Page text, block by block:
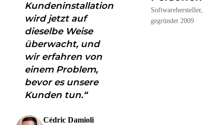
Kundeninstallation
wird jetzt auf
dieselbe Weise
überwacht, und
wir erfahren von
einem Problem,
bevor es unsere
Kunden tun.“
Cédric Damioli
Softwarehersteller,
gegründet 2009